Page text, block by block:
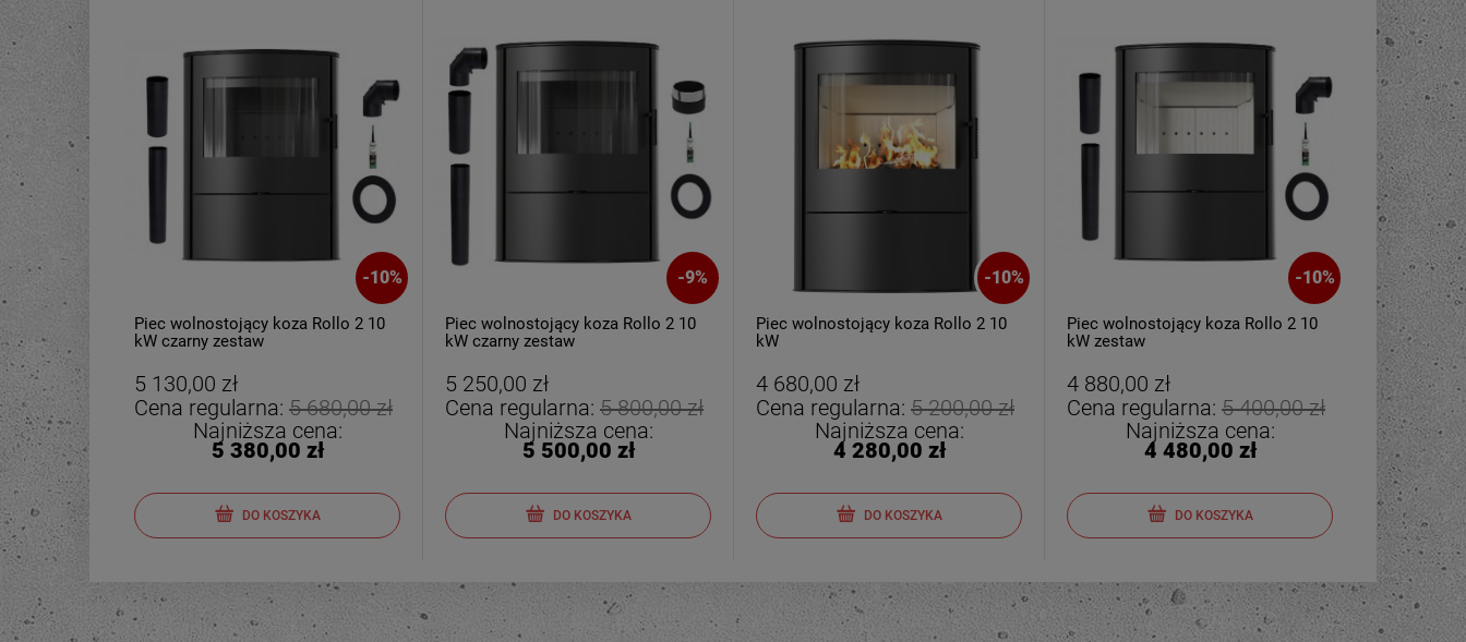
-10%
Piec wolnostojący koza Rollo 2 10
kW czarny zestaw
5 130,00 zł
Cena regularna: 5 680,00 zł
Najniższa cena:
5 380,00 zł
DO KOSZYKA
-9%
Piec wolnostojący koza Rollo 2 10
kW czarny zestaw
5 250,00 zł
Cena regularna: 5 800,00 zł
Najniższa cena:
5 500,00 zł
DO KOSZYKA
-10%
Piec wolnostojący koza Rollo 2 10
kW
4 680,00 zł
Cena regularna: 5 200,00 zł
Najniższa cena:
4 280,00 zł
DO KOSZYKA
-10%
Piec wolnostojący koza Rollo 2 10
kW zestaw
4 880,00 zł
Cena regularna: 5 400,00 zł
Najniższa cena:
4 480,00 zł
DO KOSZYKA